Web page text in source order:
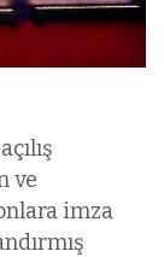
ve
imza